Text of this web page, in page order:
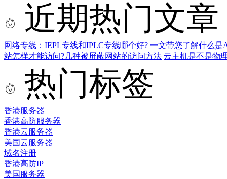
近期热门文章
网络专线：IEPL专线和IPLC专线哪个好? 一文带您了解什么是
站怎样才能访问?几种被屏蔽网站的访问方法 云主机是不是物
热门标签
香港服务器
香港高防服务器
香港云服务器
美国云服务器
域名注册
香港高防IP
美国服务器